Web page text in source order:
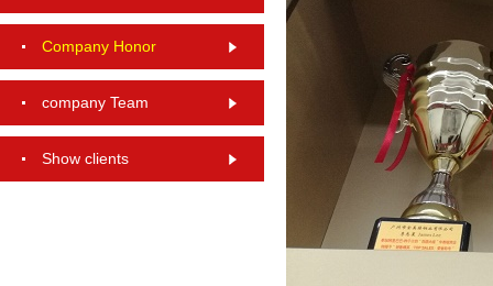
Company Honor
company Team
Show clients